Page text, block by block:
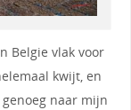
Belgie vlak voor
kwijt, en
naar mijn